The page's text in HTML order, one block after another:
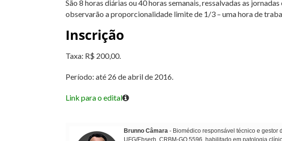
São 8 horas diárias ou 40 horas semanais, ressalvadas as
observarão a proporcionalidade limite de 1/3 – uma hora de
Inscrição
Taxa: R$ 200,00.
Período: até 26 de abril de 2016.
Link para o edital
Brunno Câmara - Biomédico responsável técnico e
UFG/Ebserh, CRBM-GO 5596, habilitado em patologia